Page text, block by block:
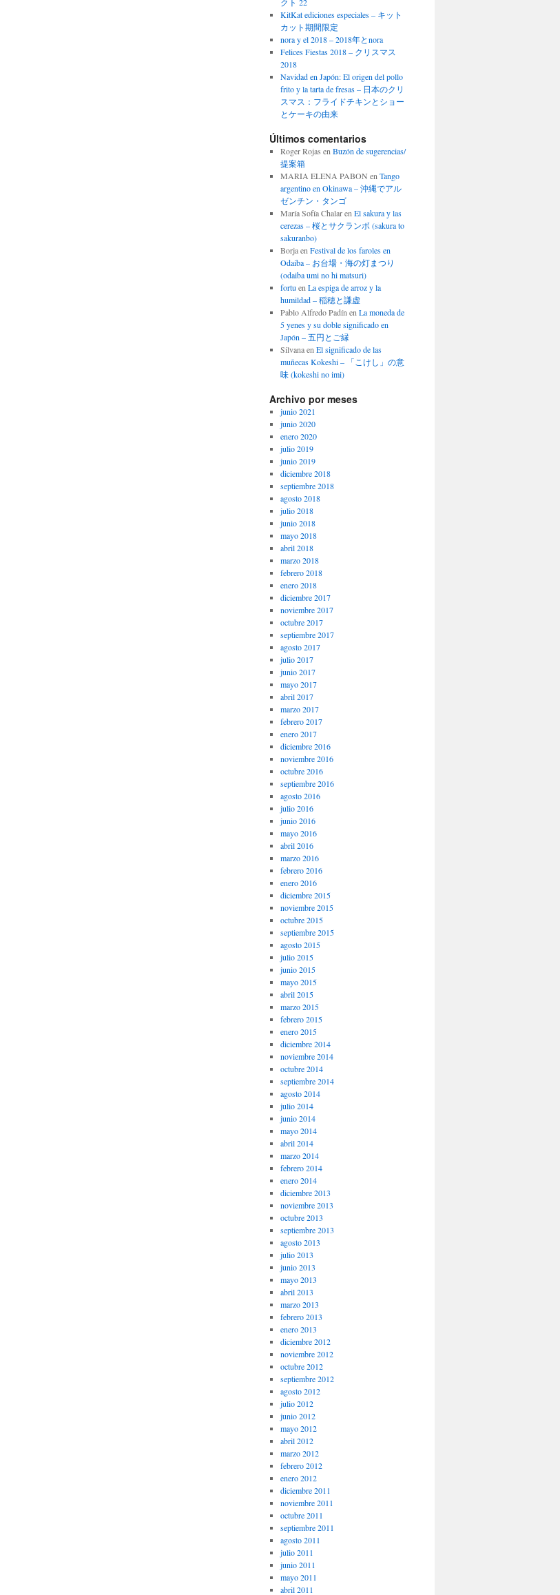
KitKat ediciones especiales – キット
カット期間限定
nora y el 2018 – 2018年とnora
Felices Fiestas 2018 – クリスマス
2018
Navidad en Japón: El origen del pollo
frito y la tarta de fresas – 日本のクリ
スマス：フライドチキンとショー
とケーキの由来
Últimos comentarios
Roger Rojas en Buzón de sugerencias/
提案箱
MARIA ELENA PABON en Tango
argentino en Okinawa – 沖縄でアル
ゼンチン・タンゴ
María Sofía Chalaren El sakura y las
cerezas – 桜とサクランボ (sakura to
sakuranbo)
Borjaen Festival de los faroles en
Odaiba – お台場・海の灯まつり
(odaiba umi no hi matsuri)
fortu en La espiga de arroz y la
humildad – 稲穂と謙虚
Pablo Alfredo Padín en La moneda de
5 yenes y su doble significado en
Japón – 五円とご縁
Silvanaen El significado de las
muñecas Kokeshi – 「こけし」の意
味 (kokeshi no imi)
Archivo por meses
junio 2021
junio 2020
enero 2020
julio 2019
junio 2019
diciembre 2018
septiembre 2018
agosto 2018
julio 2018
junio 2018
mayo 2018
abril 2018
marzo 2018
febrero 2018
enero 2018
diciembre 2017
noviembre 2017
octubre 2017
septiembre 2017
agosto 2017
julio 2017
junio 2017
mayo 2017
abril 2017
marzo 2017
febrero 2017
enero 2017
diciembre 2016
noviembre 2016
octubre 2016
septiembre 2016
agosto 2016
julio 2016
junio 2016
mayo 2016
abril 2016
marzo 2016
febrero 2016
enero 2016
diciembre 2015
noviembre 2015
octubre 2015
septiembre 2015
agosto 2015
julio 2015
junio 2015
mayo 2015
abril 2015
marzo 2015
febrero 2015
enero 2015
diciembre 2014
noviembre 2014
octubre 2014
septiembre 2014
agosto 2014
julio 2014
junio 2014
mayo 2014
abril 2014
marzo 2014
febrero 2014
enero 2014
diciembre 2013
noviembre 2013
octubre 2013
septiembre 2013
agosto 2013
julio 2013
junio 2013
mayo 2013
abril 2013
marzo 2013
febrero 2013
enero 2013
diciembre 2012
noviembre 2012
octubre 2012
septiembre 2012
agosto 2012
julio 2012
junio 2012
mayo 2012
abril 2012
marzo 2012
febrero 2012
enero 2012
diciembre 2011
noviembre 2011
octubre 2011
septiembre 2011
agosto 2011
julio 2011
junio 2011
mayo 2011
abril 2011